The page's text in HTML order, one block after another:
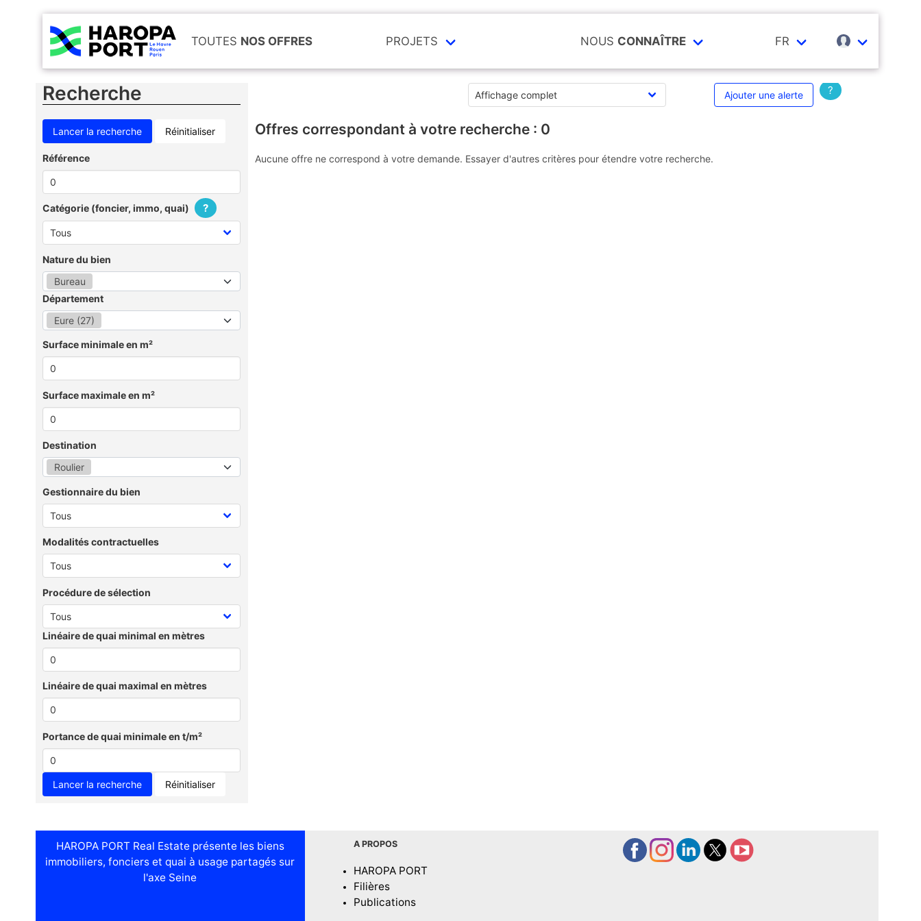
TOUTES NOS OFFRES PROJETS NOUS CONNAÎTRE FR
Recherche
Réinitialiser
Référence
Catégorie (foncier, immo, quai) ?
Nature du bien
Bureau
Département
Eure (27)
Surface minimale en m²
Surface maximale en m²
Destination
Roulier
Gestionnaire du bien
Modalités contractuelles
Procédure de sélection
Linéaire de quai minimal en mètres
Linéaire de quai maximal en mètres
Portance de quai minimale en t/m²
Réinitialiser
Ajouter une alerte ?
Offres correspondant à votre recherche : 0
Aucune offre ne correspond à votre demande. Essayer d'autres critères pour étendre votre recherche.
HAROPA PORT Real Estate présente les biens
immobiliers, fonciers et quai à usage partagés sur
l'axe Seine
A PROPOS
HAROPA PORT
Filières
Publications